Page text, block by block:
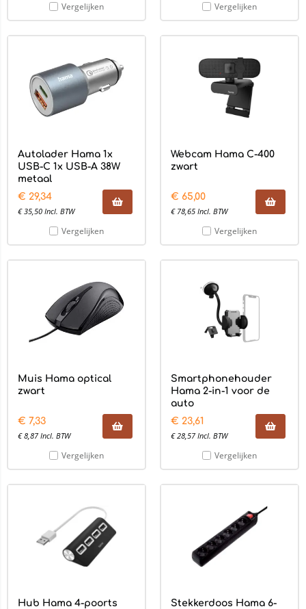
Vergelijken Vergelijken
Autolader Hama 1x
USB-C 1x USB-A 38W
metaal
€ 29,34
€35,50 Incl. BTW
Vergelijken
Webcam Hama C-400
zwart
€ 65,00
€ 78,65 Incl. BTW
Vergelijken
Muis Hama optical
zwart
€ 7,33
€8,87 Incl. BTW
Vergelijken
Smartphonehouder
Hama 2-in-1 voor de
auto
€ 23,61
€28,57 Incl. BTW
Vergelijken
Hub Hama 4-poorts
Stekkerdoos Hama 6-